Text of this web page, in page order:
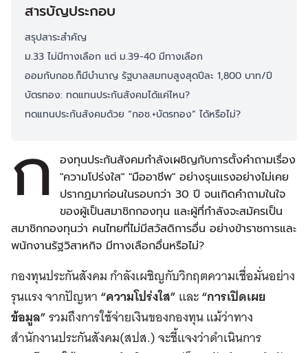
สารบัญประกอบ
สรุปสาระสำคัญ
ม.33 ไม่มีทางเลือก แต่ ม.39-40 มีทางเลือก
ออมกับกอช.ก็มีบำนาญ รัฐบาลสมทบสูงสุดปีละ 1,800 บาท/ปี
บัตรทอง: ทดแทนประกันสังคมได้แค่ไหน?
ทดแทนประกันสังคมด้วย “กอช.+บัตรทอง” ได้หรือไม่?
ก
องทุนประกันสังคมกำลังเผชิญกับการตั้งคำถามเรื่อง
"ความโปร่งใส" "มืออาชีพ" อย่างรุนแรงอย่างไม่เคย
ปรากฏมาก่อนในรอบกว่า 30 ปี จนเกิดคำถามในใจ
ของผู้เป็นสมาชิกกองทุน และผู้ที่กำลังจะสมัครเป็น
สมาชิกกองทุนว่า คนไทยที่ไม่มีสวัสดิการอื่น อย่างข้าราชการและ
พนักงานรัฐวิสาหกิจ มีทางเลือกอื่นหรือไม่?
กองทุนประกันสังคม กำลังเผชิญกับวิกฤตความเชื่อมั่นอย่าง
รุนแรง จากปัญหา“ความโปร่งใส”และ“การเปิดเผย
ข้อมูล”รวมถึงการใช้จ่ายเงินของกองทุน แม้ว่าทาง
สำนักงานประกันสังคม(สปส.) จะชี้แจงว่าดำเนินการ